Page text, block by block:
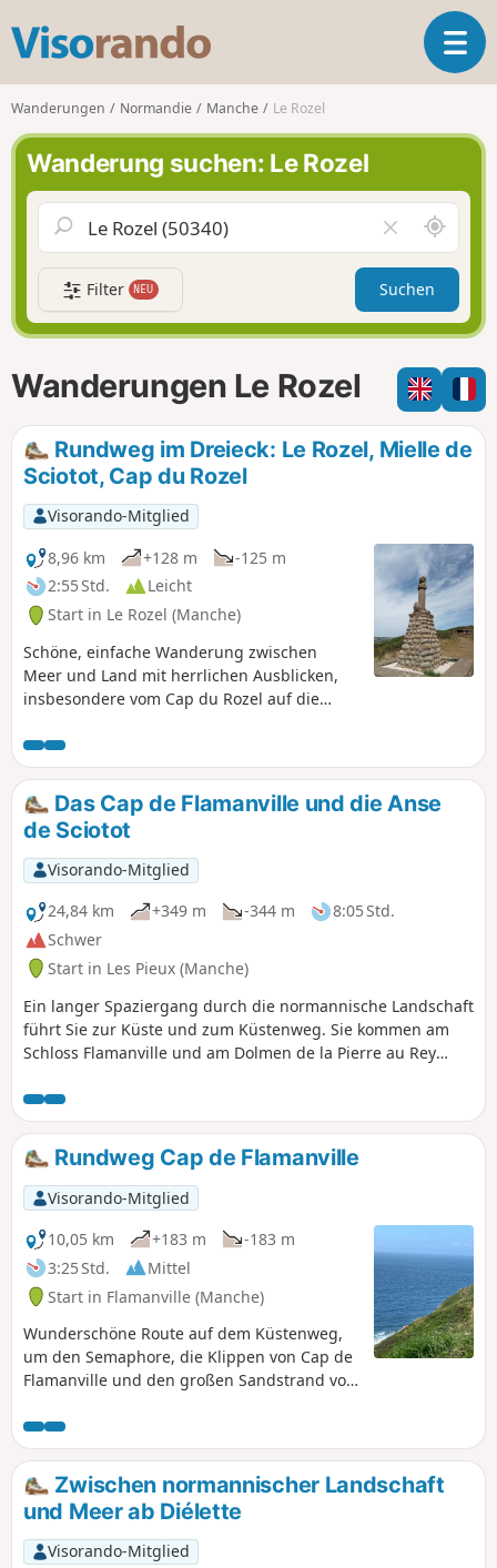
s
o
r
a
n
d
o
T
o
n
i
a
t
o
n
Wanderungen Normandie Manche Le Rozel
Wanderung suchen: Le Rozel
e
l
d
l
e
e
e
n
S
c
h
u
m
i
h
u
m
Filter NEU Suchen
Wanderungen Le Rozel
Rundweg im Dreieck: Le Rozel, Mielle de
Sciotot, Cap du Rozel
Visorando-Mitglied
8,96 km
+128 m
-125 m
2:55 Std.
Leicht
Start in Le Rozel (Manche)
Schöne, einfache Wanderung zwischen
Meer und Land mit herrlichen Ausblicken,
insbesondere vom Cap du Rozel auf die
langen Strand zwischen Surtainville und
dem Cap de Carteret im Süden.
Das Cap de Flamanville und die Anse
de Sciotot
Visorando-Mitglied
24,84 km
+349 m -344 m
8:05 Std.
Schwer
Start in Les Pieux (Manche)
Ein langer Spaziergang durch die normannische Landschaft
führt Sie zur Küste und zum Küstenweg. Sie kommen am
Schloss Flamanville und am Dolmen de la Pierre au Rey
Anse de Sciotot überragt. Auf dem Gipfel der Roche à
Coucou haben Sie einen schönen Blick über die gesamte
Bucht.Rundweg Cap de Flamanville
Visorando-Mitglied
10,05 km
+183 m
-183 m
3:25 Std.
Mittel
Start in Flamanville (Manche)
Wunderschöne Route auf dem Küstenweg,
um den Semaphore, die Klippen von Cap de
Flamanville und den großen Sandstrand von
Park gegenüber dem Schloss.
Zwischen normannischer Landschaft
und Meer ab Diélette
Visorando-Mitglied